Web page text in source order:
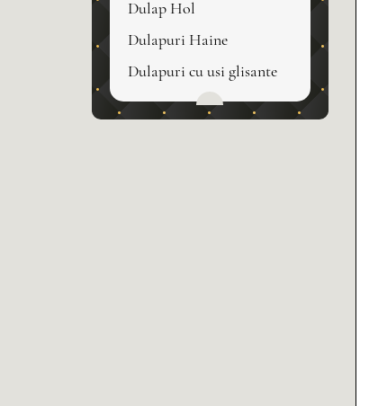
Dulap Hol
Dulapuri Haine
Dulapuri cu usi glisante